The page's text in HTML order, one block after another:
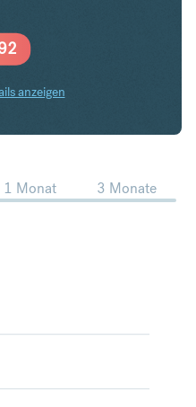
anzeigen
Trends
1 Monat 3 Monate